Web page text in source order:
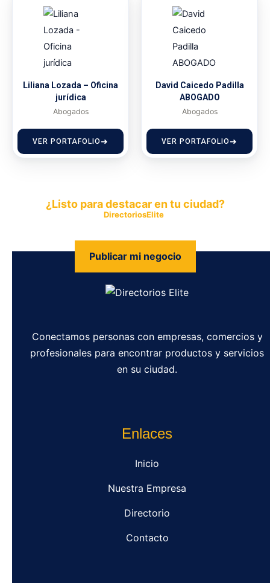
Liliana Lozada – Oficina
jurídica
Abogados
VER PORTAFOLIO
David Caicedo Padilla
ABOGADO
Abogados
VER PORTAFOLIO
¿Listo para destacar en tu ciudad?
DirectoriosElite
Publicar mi negocio
Conectamos personas con empresas, comercios y
profesionales para encontrar productos y servicios
en su ciudad.
Enlaces
Inicio
Nuestra Empresa
Directorio
Contacto